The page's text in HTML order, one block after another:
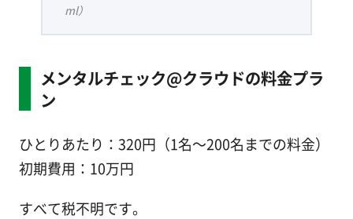
ml）
メンタルチェック@クラウドの料金プラ
ン
ひとりあたり：320円（1名～200名までの料金）
初期費用：10万円
すべて税不明です。